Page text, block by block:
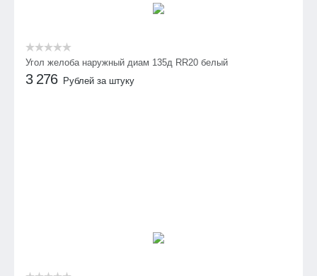
Угол желоба наружный диам 135д RR20 белый
3 276 Рублей за штуку